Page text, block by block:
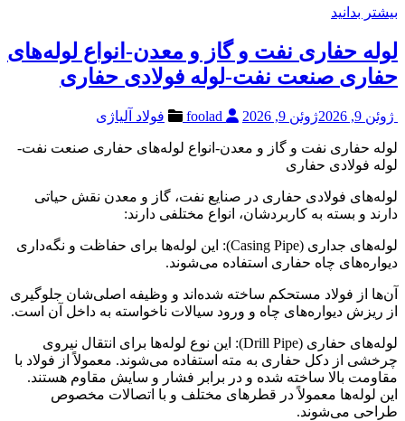
بیشتر بدانید
لوله حفاری نفت و گاز و معدن-انواع لوله‌های
حفاری صنعت نفت-لوله فولادی حفاری
ژوئن 9, 2026 ژوئن 9, 2026 فولاد آلیاژی
لوله حفاری نفت و گاز و معدن-انواع لوله‌های حفاری صنعت نفت-
لوله فولادی حفاری
لوله‌های فولادی حفاری در صنایع نفت، گاز و معدن نقش حیاتی
دارند و بسته به کاربردشان، انواع مختلفی دارند:
لوله‌های جداری (Casing Pipe): این لوله‌ها برای حفاظت و نگه‌داری
دیواره‌های چاه حفاری استفاده می‌شوند.
آن‌ها از فولاد مستحکم ساخته شده‌اند و وظیفه اصلی‌شان جلوگیری
از ریزش دیواره‌های چاه و ورود سیالات ناخواسته به داخل آن است.
لوله‌های حفاری (Drill Pipe): این نوع لوله‌ها برای انتقال نیروی
چرخشی از دکل حفاری به مته استفاده می‌شوند. معمولاً از فولاد با
مقاومت بالا ساخته شده و در برابر فشار و سایش مقاوم هستند.
این لوله‌ها معمولاً در قطرهای مختلف و با اتصالات مخصوص
طراحی می‌شوند.